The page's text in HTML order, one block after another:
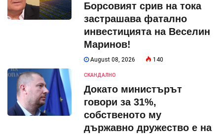
Борсовият срив на тока
застрашава фатално
инвестицията на Веселин
Маринов!
August 08, 2026 140
СКАНДАЛНО
Докато министърът
говори за 31%,
собственото му
държавно дружество е на